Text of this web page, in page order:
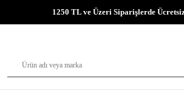
1250 TL ve Üzeri Siparişlerde